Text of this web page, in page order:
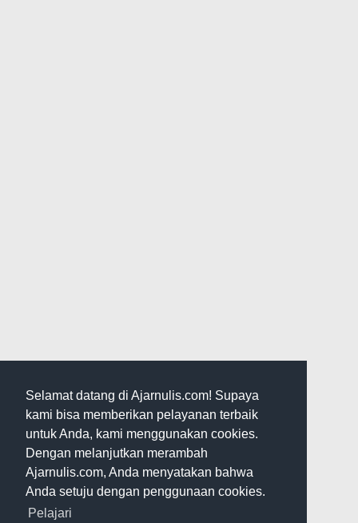
Selamat datang di Ajarnulis.com! Supaya
kami bisa memberikan pelayanan terbaik
untuk Anda, kami menggunakan cookies.
Dengan melanjutkan merambah
Ajarnulis.com, Anda menyatakan bahwa
Anda setuju dengan penggunaan cookies.
Pelajari